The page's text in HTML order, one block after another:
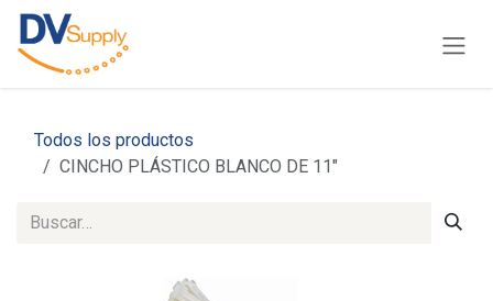
Ir al contenido
Todos los productos
CINCHO PLÁSTICO BLANCO DE 11"